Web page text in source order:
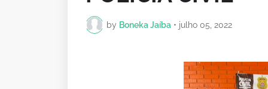
by Boneka Jaíba • julho 05, 2022